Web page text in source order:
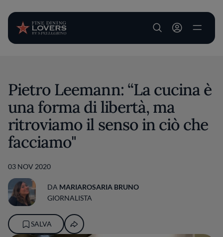
User account
Pietro Leemann: “La cucina è
una forma di libertà, ma
ritroviamo il senso in ciò che
facciamo"
03 NOV 2020
DA MARIAROSARIA BRUNO
GIORNALISTA
SALVA